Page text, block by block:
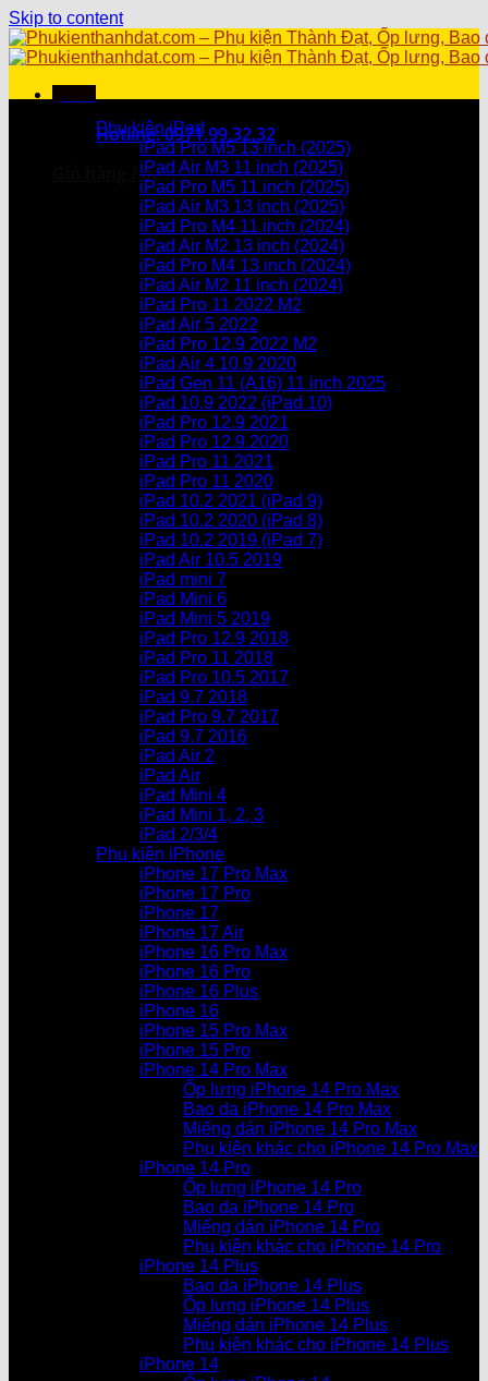
Skip to content
Hotline: 0971.99.32.32
Giỏ hàng /0₫
Chưa có sản phẩm trong giỏ hàng.
Chưa có sản phẩm trong giỏ hàng.
Danh mục sản phẩm
Phụ kiện iPad
iPad Pro M5 13 inch (2025)
iPad Air M3 11 inch (2025)
iPad Pro M5 11 inch (2025)
iPad Air M3 13 inch (2025)
iPad Pro M4 11 inch (2024)
iPad Air M2 13 inch (2024)
iPad Pro M4 13 inch (2024)
iPad Air M2 11 inch (2024)
iPad Pro 11 2022 M2
iPad Air 5 2022
iPad Pro 12.9 2022 M2
iPad Air 4 10.9 2020
iPad Gen 11 (A16) 11 inch 2025
iPad 10.9 2022 (iPad 10)
iPad Pro 12.9 2021
iPad Pro 12.9.2020
iPad Pro 11 2021
iPad Pro 11 2020
iPad 10.2 2021 (iPad 9)
iPad 10.2 2020 (iPad 8)
iPad 10.2 2019 (iPad 7)
iPad Air 10.5 2019
iPad mini 7
iPad Mini 6
iPad Mini 5 2019
iPad Pro 12.9 2018
iPad Pro 11 2018
iPad Pro 10.5 2017
iPad 9.7 2018
iPad Pro 9.7 2017
iPad 9.7 2016
iPad Air 2
iPad Air
iPad Mini 4
iPad Mini 1, 2, 3
iPad 2/3/4
Phụ kiện iPhone
iPhone 17 Pro Max
iPhone 17 Pro
iPhone 17
iPhone 17 Air
iPhone 16 Pro Max
iPhone 16 Pro
iPhone 16 Plus
iPhone 16
iPhone 15 Pro Max
iPhone 15 Pro
iPhone 14 Pro Max
Ốp lưng iPhone 14 Pro Max
Bao da iPhone 14 Pro Max
Miếng dán iPhone 14 Pro Max
Phụ kiện khác cho iPhone 14 Pro Max
iPhone 14 Pro
Ốp lưng iPhone 14 Pro
Bao da iPhone 14 Pro
Miếng dán iPhone 14 Pro
Phụ kiện khác cho iPhone 14 Pro
iPhone 14 Plus
Bao da iPhone 14 Plus
Ốp lưng iPhone 14 Plus
Miếng dán iPhone 14 Plus
Phụ kiện khác cho iPhone 14 Plus
iPhone 14